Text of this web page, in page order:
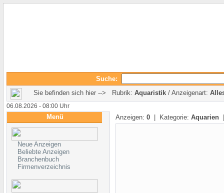
Suche:
Sie befinden sich hier --> Rubrik: Aquaristik / Anzeigenart:
06.08.2026 - 08:00 Uhr
Menü
Neue Anzeigen
Beliebte Anzeigen
Branchenbuch
Firmenverzeichnis
Anzeigen: 0 | Kategorie: Aquarien